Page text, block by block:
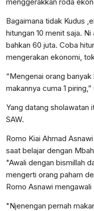
Bagaimana tidak Kudus
hitungan 10 menit saja.
bahkan 60 juta. Coba
mengerakan ekonomi,
“Mengenai orang
makannya cuma 1
Yang datang sholawatan
SAW.
Romo Kiai Ahmad
saat belajar dengan
"Awali dengan bismillah
mengerti orang paham
Romo Asnawi mengawali
"Njenengan pernah